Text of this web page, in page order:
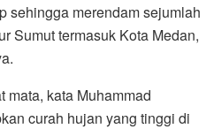
sehingga merendam sejumlah
Sumut termasuk Kota Medan,
mata, kata Muhammad
curah hujan yang tinggi di